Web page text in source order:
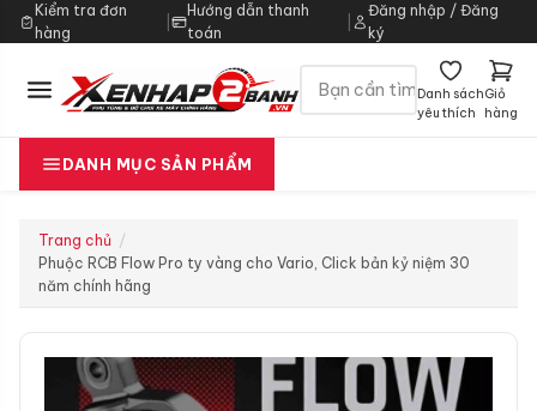
Kiểm tra đơn
hàng
|
Hướng dẫn thanh
toán
Đăng nhập / Đăng
ký
Danh sách
yêu thích
Giỏ
hàng
DANH MỤC SẢN PHẨM
Trang chủ
Phuộc RCB Flow Pro ty vàng cho Vario, Click bản kỷ niệm 30
năm chính hãng